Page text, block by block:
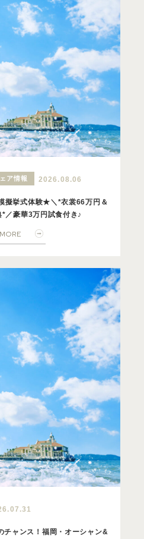
ア情報 2026.08.06
擬挙式体験★＼*衣裳66万円＆
／豪華3万円試食付き♪
チャンス！福岡・オーシャン&